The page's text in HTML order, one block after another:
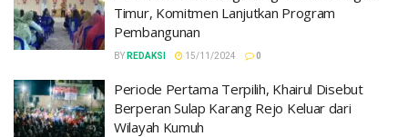
Timur, Komitmen Lanjutkan Program
Pembangunan
BY REDAKSI 15/11/2024 0
Periode Pertama Terpilih, Khairul Disebut
Berperan Sulap Karang Rejo Keluar dari
Wilayah Kumuh